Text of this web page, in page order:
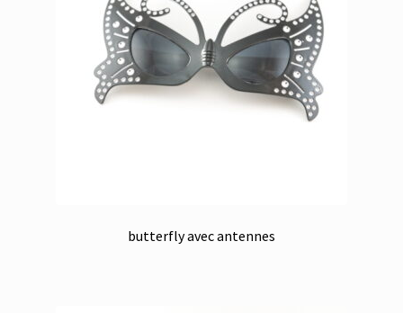
butterfly avec antennes